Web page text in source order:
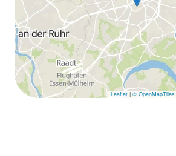
Leaflet | © OpenMapTiles